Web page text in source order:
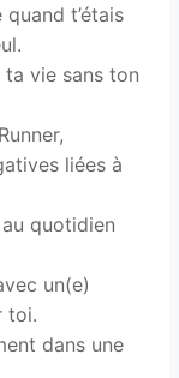
t’étais
ta vie sans ton
liées à
quotidien
un(e)
toi.
dans une